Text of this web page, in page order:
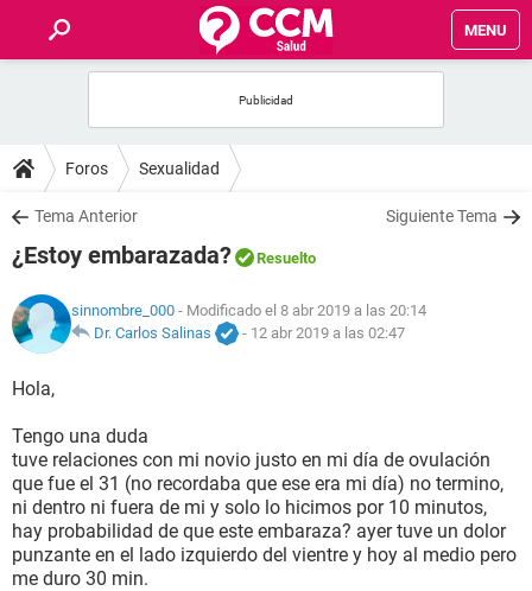
MENU
FOROS
SALUD
FAMILIA
NUTRICIÓN
BIENESTAR
SEXUALIDAD
GLOSARIO
Foros Sexualidad
Tema Anterior Siguiente Tema
¿Estoy embarazada? Resuelto
sinnombre_000 - Modificado el 8 abr 2019 a las 20:14
Dr. Carlos Salinas
- 12 abr 2019 a las 02:47
Hola,
Tengo una duda
tuve relaciones con mi novio justo en mi día de ovulación
que fue el 31 (no recordaba que ese era mi día) no termino,
ni dentro ni fuera de mi y solo lo hicimos por 10 minutos,
hay probabilidad de que este embaraza? ayer tuve un dolor
punzante en el lado izquierdo del vientre y hoy al medio pero
me duro 30 min.